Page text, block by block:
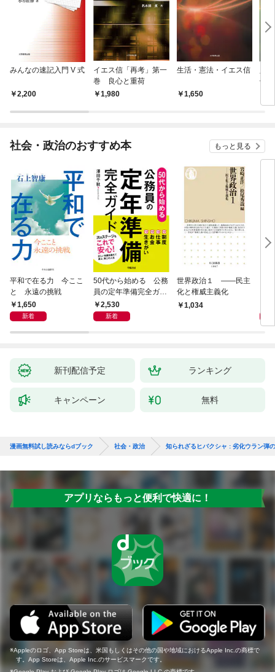
みんなの速記入門 V 式
2,200
イエス信「再考」第一
巻 良心と重荷
1,980
生活・憲法・イエス信
1,650
信」
社会・政治のおすすめ本 もっと見る
平和で在る力 今ここ
と 永遠の挑戦
1,650
新着
50代から始める 公務
員の定年準備完全ガイ
ド2,530
新着
世界政治１ ――民主
化と権威主義化
1,034
新刊配信予定 ランキング
キャンペーン 無料
漫画無料試し読みならdブック 社会・政治 知られざるヒバクシャ : 劣化ウラン弾
アプリならもっと便利で快適に！
Appleのロゴ、App Storeは、米国もしくはその他の国や地域におけるApple Inc.の商標で
す。App Storeは、Apple Inc.のサービスマークです。